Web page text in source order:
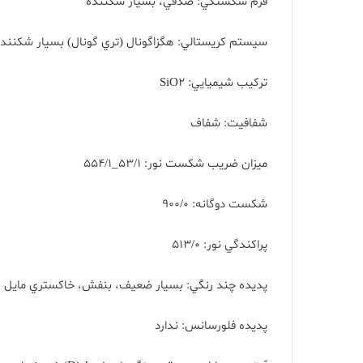
سيستم کريستالي: هگزاگونال(تري گونال) بسيار
ترکيب شيميايي: SiO2
شفافيت: شفاف
ميزان ضريب شکست نور: 53/1_554/1
شکست دوگانه: 900/0
پراکندگي نور: 513/0
پديده چند رنگي: بسيار ضعيف، بنفش، خاکستري
پديده فلورسانس: ندارد